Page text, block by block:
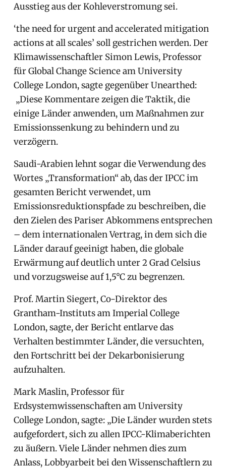
Ausstieg aus der Kohleverstromung sei.
‘the need for urgent and accelerated mitigation
actions at all scales’ soll gestrichen werden. Der
Klimawissenschaftler Simon Lewis, Professor
für Global Change Science am University
College London, sagte gegenüber Unearthed:
„Diese Kommentare zeigen die Taktik, die
einige Länder anwenden, um Maßnahmen zur
Emissionssenkung zu behindern und zu
verzögern.
Saudi-Arabien lehnt sogar die Verwendung des
Wortes „Transformation“ ab, das der IPCC im
gesamten Bericht verwendet, um
Emissionsreduktionspfade zu beschreiben, die
den Zielen des Pariser Abkommens entsprechen
– dem internationalen Vertrag, in dem sich die
Länder darauf geeinigt haben, die globale
Erwärmung auf deutlich unter 2 Grad Celsius
und vorzugsweise auf 1,5°C zu begrenzen.
Prof. Martin Siegert, Co-Direktor des
Grantham-Instituts am Imperial College
London, sagte, der Bericht entlarve das
Verhalten bestimmter Länder, die versuchten,
den Fortschritt bei der Dekarbonisierung
aufzuhalten.
Mark Maslin, Professor für
Erdsystemwissenschaften am University
College London, sagte: „Die Länder wurden stets
aufgefordert, sich zu allen IPCC-Klimaberichten
zu äußern. Viele Länder nehmen dies zum
Anlass, Lobbyarbeit bei den Wissenschaftlern zu